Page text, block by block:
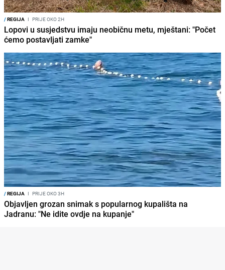
/REGIJA I PRIJE OKO 2H
Lopovi u susjedstvu imaju neobičnu metu, mještani: "Počet
ćemo postavljati zamke"
/REGIJA I PRIJE OKO 3H
Objavljen grozan snimak s popularnog kupališta na
Jadranu: "Ne idite ovdje na kupanje"